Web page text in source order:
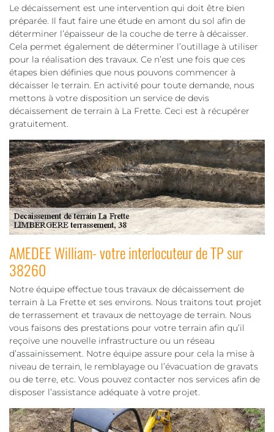
Le décaissement est une intervention qui doit être bien
préparée. Il faut faire une étude en amont du sol afin de
déterminer l’épaisseur de la couche de terre à décaisser.
Cela permet également de déterminer l’outillage à utiliser
pour la réalisation des travaux. Ce n’est une fois que ces
étapes bien définies que nous pouvons commencer à
décaisser le terrain. En activité pour toute demande, nous
mettons à votre disposition un service de devis
décaissement de terrain à La Frette. Ceci est à récupérer
gratuitement.
AMEDEE William- votre interlocuteur de TP sur
38260
Notre équipe effectue tous travaux de décaissement de
terrain à La Frette et ses environs. Nous traitons tout projet
de terrassement et travaux de nettoyage de terrain. Nous
vous faisons des prestations pour votre terrain afin qu’il
reçoive une nouvelle infrastructure ou un réseau
d’assainissement. Notre équipe assure pour cela la mise à
niveau de terrain, le remblayage ou l’évacuation de gravats
ou de terre, etc. Vous pouvez contacter nos services afin de
disposer l’assistance adéquate à votre projet.